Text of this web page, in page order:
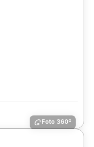
Foto 360º